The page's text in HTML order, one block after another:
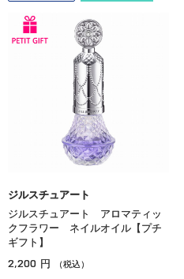
ジルスチュアート
ジルスチュアート アロマティッ
クフラワー ネイルオイル【プチ
ギフト】
2,200 円 （税込）